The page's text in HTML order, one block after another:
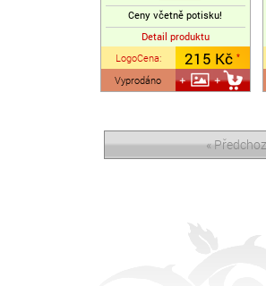
Ceny včetně potisku!
Detail produktu
LogoCena: 215 Kč*
Vyprodáno
«